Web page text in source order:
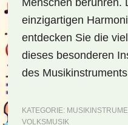
Menschen berühren.
einzigartigen
entdecken Sie die
dieses besonderen
des
KATEGORIE:
VOLKSMUSIK